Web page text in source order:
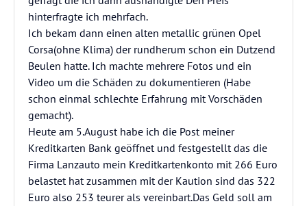
hinterfragte ich mehrfach.
Ich bekam dann einen alten metallic grünen Opel
Corsa(ohne Klima) der rundherum schon ein Dutzend
Beulen hatte. Ich machte mehrere Fotos und ein
Video um die Schäden zu dokumentieren (Habe
schon einmal schlechte Erfahrung mit Vorschäden
gemacht).
Heute am 5.August habe ich die Post meiner
Kreditkarten Bank geöffnet und festgestellt das die
Firma Lanzauto mein Kreditkartenkonto mit 266 Euro
belastet hat zusammen mit der Kaution sind das 322
Euro also 253 teurer als vereinbart.Das Geld soll am